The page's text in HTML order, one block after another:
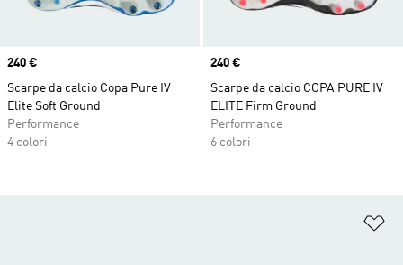
Price
240 €
Scarpe da calcio Copa Pure IV
Elite Soft Ground
Performance
4 colori
Price
240 €
Scarpe da calcio COPA PURE IV
ELITE Firm Ground
Performance
6 colori